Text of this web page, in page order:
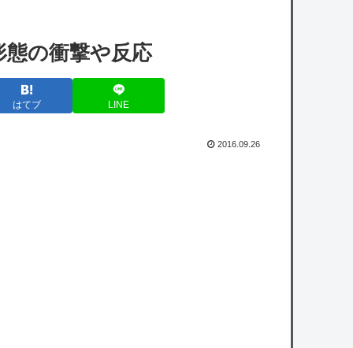
に見える
【にじさんじ】笹木「本日から1週間ほど里
帰省してくるやよ～。久々に京都満喫して
態の衝撃や反応
はてブ LINE
2016.09.26